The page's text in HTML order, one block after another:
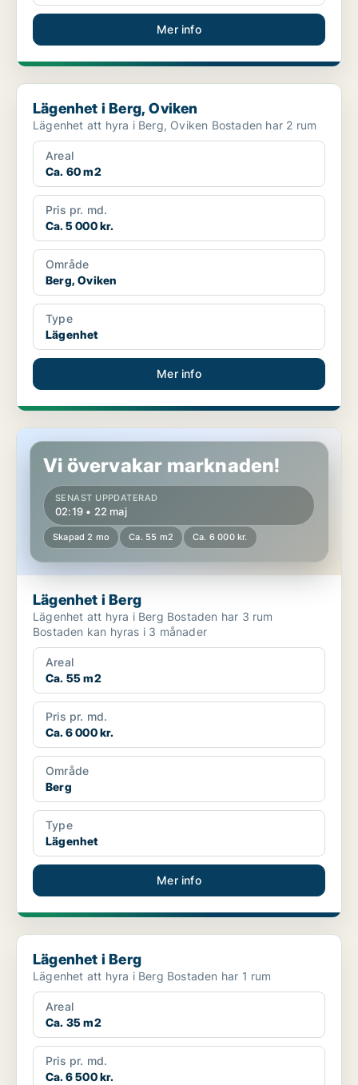
Mer info
Lägenhet i Berg, Oviken
Lägenhet i Berg, Oviken
Lägenhet att hyra i Berg, Oviken Bostaden har 2 rum
Areal
Ca. 60 m2
Pris pr. md.
Ca. 5 000 kr.
Område
Berg, Oviken
Type
Lägenhet
Mer info
Lägenhet i Berg
Vi övervakar marknaden!
SENAST UPPDATERAD
02:19 • 22 maj
Skapad 2 mo Ca. 55 m2 Ca. 6 000 kr.
Lägenhet i Berg
Lägenhet att hyra i Berg Bostaden har 3 rum
Bostaden kan hyras i 3 månader
Areal
Ca. 55 m2
Pris pr. md.
Ca. 6 000 kr.
Område
Berg
Type
Lägenhet
Mer info
Lägenhet i Berg
Lägenhet i Berg
Lägenhet att hyra i Berg Bostaden har 1 rum
Areal
Ca. 35 m2
Pris pr. md.
Ca. 6 500 kr.